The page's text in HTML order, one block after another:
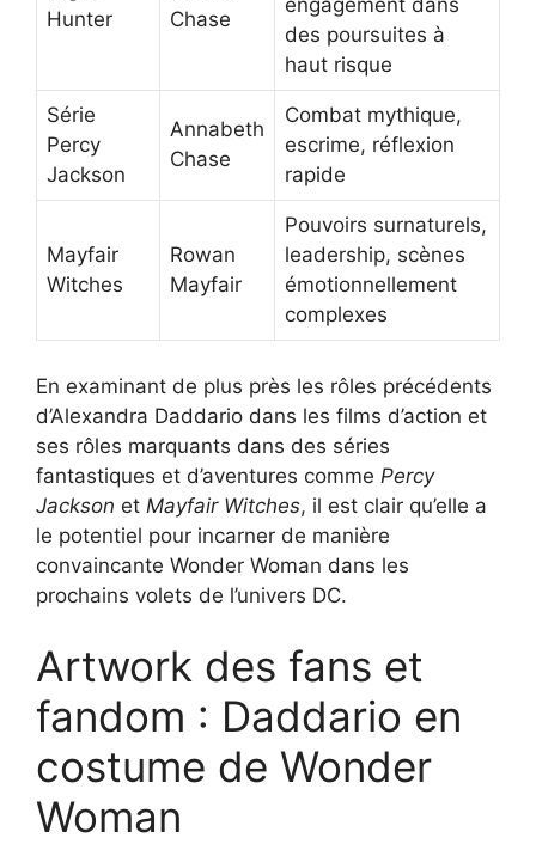
Hunter
Chase
engagement dans
des poursuites à
haut risque
Série
Percy
Jackson
Annabeth
Chase
Combat mythique,
escrime, réflexion
rapide
Mayfair
Witches
Rowan
Mayfair
Pouvoirs surnaturels,
leadership, scènes
émotionnellement
complexes
En examinant de plus près les rôles précédents
d’Alexandra Daddario dans les films d’action et
ses rôles marquants dans des séries
fantastiques et d’aventures comme Percy
Jackson et Mayfair Witches, il est clair qu’elle a
le potentiel pour incarner de manière
convaincante Wonder Woman dans les
prochains volets de l’univers DC.
Artwork des fans et
fandom : Daddario en
costume de Wonder
Woman